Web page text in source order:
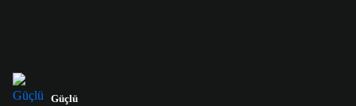
Güçlü